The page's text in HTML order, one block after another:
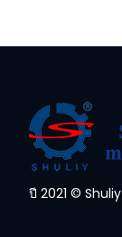
ปี 2021 ©